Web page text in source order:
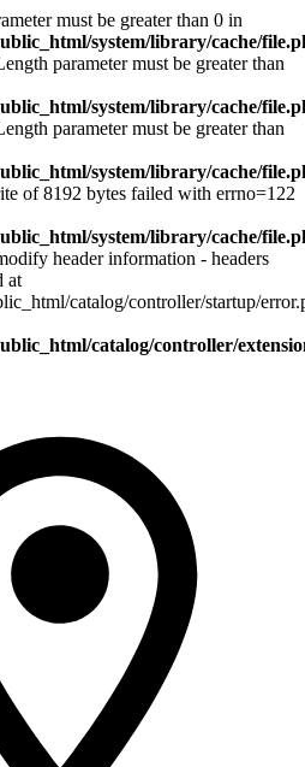
must be greater than 0 in
system/library/cache/
parameter must be greater than
system/library/cache/
parameter must be greater than
system/library/cache/
of 8192 bytes failed with errno=122
system/library/cache/
header information - headers
at
catalog/controller/startup/
catalog/controller/